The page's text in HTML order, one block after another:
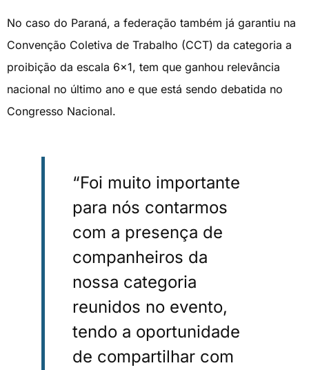
No caso do Paraná, a federação também já garantiu na
Convenção Coletiva de Trabalho (CCT) da categoria a
proibição da escala 6×1, tem que ganhou relevância
nacional no último ano e que está sendo debatida no
Congresso Nacional.
“Foi muito importante
para nós contarmos
com a presença de
companheiros da
nossa categoria
reunidos no evento,
tendo a oportunidade
de compartilhar com